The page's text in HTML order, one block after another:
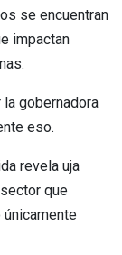
se encuentran
impactan
la gobernadora
eso.
revela uja
que